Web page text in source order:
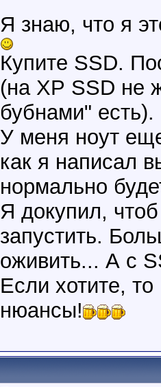
Я знаю, что я
Купите SSD.
(на ХР SSD не
бубнами" есть).
У меня ноут
как я написал
нормально
Я докупил,
запустить.
оживить... А с
Если хотите,
нюансы!